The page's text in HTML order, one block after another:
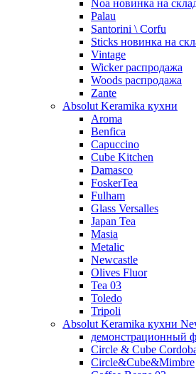
Noa новинка на
Palau
Santorini \ Corfu
Sticks новинка на
Vintage
Wicker распродажа
Woods распродажа
Zante
Absolut Keramika кухни
Aroma
Benfica
Capuccino
Cube Kitchen
Damasco
FoskerTea
Fulham
Glass Versalles
Japan Tea
Masia
Metalic
Newcastle
Olives Fluor
Tea 03
Toledo
Tripoli
Absolut Keramika кухни
демонстрационный
Circle & Cube
Circle&Cube&Mimbre